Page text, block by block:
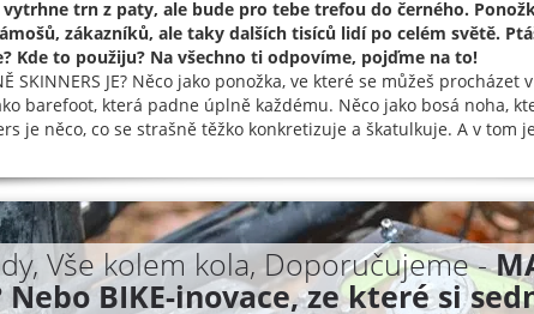
trn z paty, ale bude pro tebe trefou do černého.
zákazníků, ale taky dalších tisíců lidí po celém světě.
Kde to použiju? Na všechno ti odpovíme, pojďme na to!
SKINNERS JE? Něco jako ponožka, ve které se můžeš
barefoot, která padne úplně každému. Něco jako bosá noha,
je něco, co se strašně těžko konkretizuje a škatulkuje. A v
Vše kolem kola, Doporučujeme -
Nebo BIKE-inovace, ze které si